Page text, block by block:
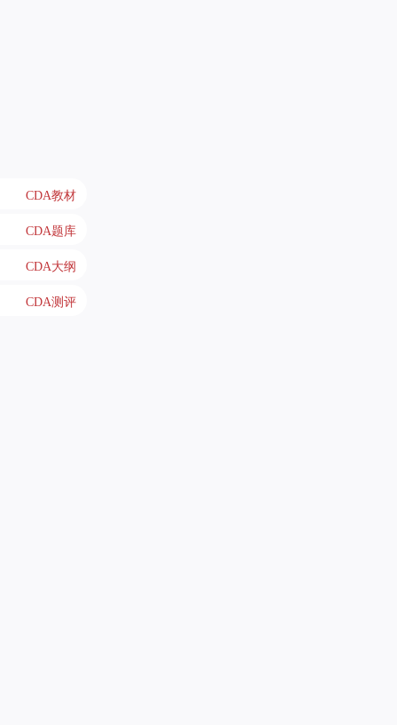
CDA教材
CDA题库
CDA大纲
CDA测评